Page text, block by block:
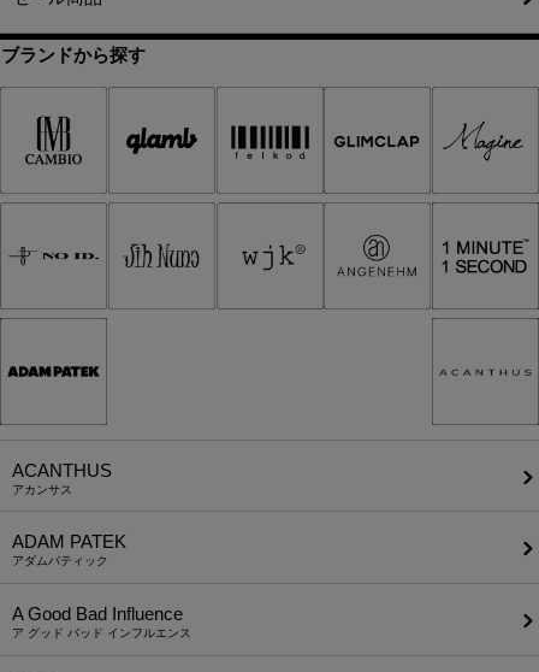
ブランドから探す
ACANTHUS
アカンサス
ADAM PATEK
アダムパティック
A Good Bad Influence
ア グッド バッド インフルエンス